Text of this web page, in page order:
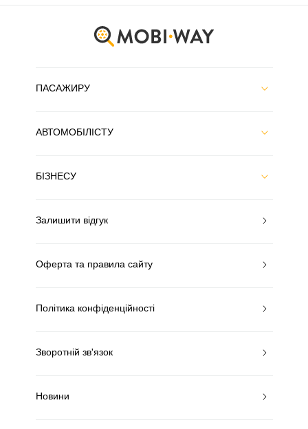
ПАСАЖИРУ
АВТОМОБІЛІСТУ
БІЗНЕСУ
Залишити відгук
Оферта та правила сайту
Політика конфіденційності
Зворотній зв'язок
Новини